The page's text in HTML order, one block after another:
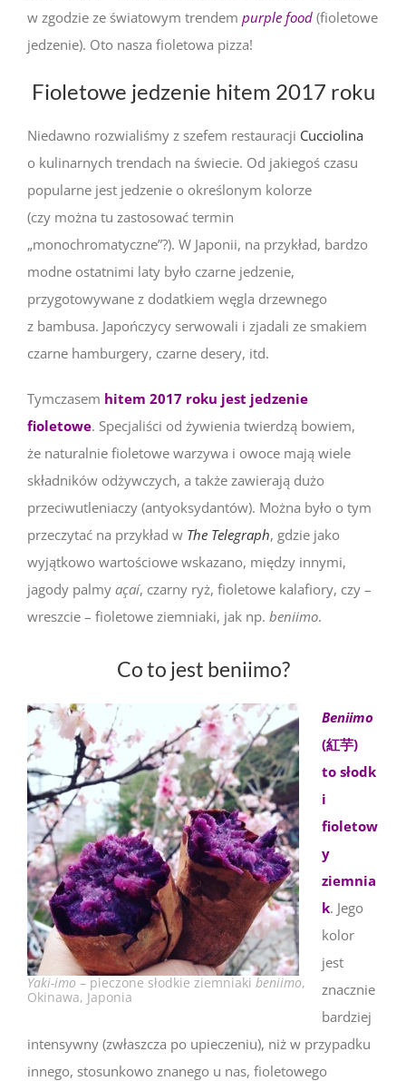
w zgodzie ze światowym trendem purple food (fioletowe
jedzenie). Oto nasza fioletowa pizza!
Fioletowe jedzenie hitem 2017 roku
Niedawno rozwialiśmy z szefem restauracji Cucciolina
o kulinarnych trendach na świecie. Od jakiegoś czasu
popularne jest jedzenie o określonym kolorze
(czy można tu zastosować termin
„monochromatyczne”?). W Japonii, na przykład, bardzo
modne ostatnimi laty było czarne jedzenie,
przygotowywane z dodatkiem węgla drzewnego
z bambusa. Japończycy serwowali i zjadali ze smakiem
czarne hamburgery, czarne desery, itd.
Tymczasem hitem 2017 roku jest jedzenie
fioletowe. Specjaliści od żywienia twierdzą bowiem,
że naturalnie fioletowe warzywa i owoce mają wiele
składników odżywczych, a także zawierają dużo
przeciwutleniaczy (antyoksydantów). Można było o tym
przeczytać na przykład w The Telegraph, gdzie jako
wyjątkowo wartościowe wskazano, między innymi,
jagody palmy açaí, czarny ryż, fioletowe kalafiory, czy –
wreszcie – fioletowe ziemniaki, jak np. beniimo.
Co to jest beniimo?
Yaki-imo – pieczone słodkie ziemniaki beniimo,
Okinawa, Japonia
Beniimo
(紅芋)
to słodk
i
fioletow
y
ziemnia
k. Jego
kolor
jest
znacznie
bardziej
intensywny (zwłaszcza po upieczeniu), niż w przypadku
innego, stosunkowo znanego u nas, fioletowego